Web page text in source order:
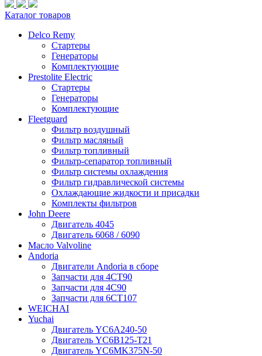
Каталог товаров
Delco Remy
Стартеры
Генераторы
Комплектующие
Prestolite Electric
Стартеры
Генераторы
Комплектующие
Fleetguard
Фильтр воздушный
Фильтр масляный
Фильтр топливный
Фильтр-сепаратор топливный
Фильтр системы охлаждения
Фильтр гидравлической системы
Охлаждающие жидкости и присадки
Комплекты фильтров
John Deere
Двигатель 4045
Двигатель 6068 / 6090
Масло Valvoline
Andoria
Двигатели Andoria в сборе
Запчасти для 4CT90
Запчасти для 4С90
Запчасти для 6CT107
WEICHAI
Yuchai
Двигатель YC6A240-50
Двигатель YC6B125-T21
Двигатель YC6MK375N-50